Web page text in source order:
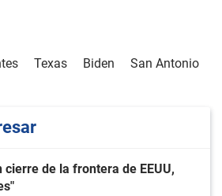
Texas Biden San Antonio
de la frontera de EEUU,